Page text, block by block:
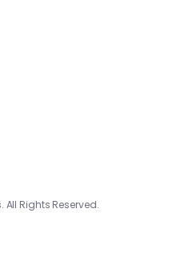
All Rights Reserved.